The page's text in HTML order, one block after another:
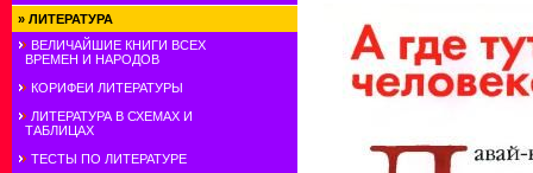
» ЛИТЕРАТУРА
ВЕЛИЧАЙШИЕ КНИГИ ВСЕХ
ВРЕМЕН И НАРОДОВ
КОРИФЕИ ЛИТЕРАТУРЫ
ЛИТЕРАТУРА В СХЕМАХ И
ТАБЛИЦАХ
ТЕСТЫ ПО ЛИТЕРАТУРЕ